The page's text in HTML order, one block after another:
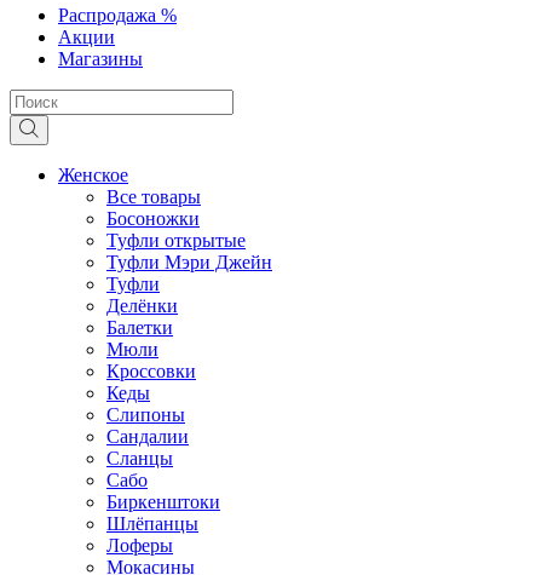
Распродажа %
Акции
Магазины
Женское
Все товары
Босоножки
Туфли открытые
Туфли Мэри Джейн
Туфли
Делёнки
Балетки
Мюли
Кроссовки
Кеды
Слипоны
Сандалии
Сланцы
Сабо
Биркенштоки
Шлёпанцы
Лоферы
Мокасины